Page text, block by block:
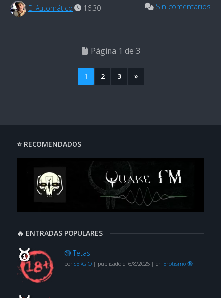
El Automático 16:30 Sin comentarios
Página 1 de 3
1 2 3 »
⭐ RECOMENDADOS
🔥 ENTRADAS POPULARES
🔞 Tetas
por SERGIO| publicado el 6/8/2026| en Erotismo 🔞